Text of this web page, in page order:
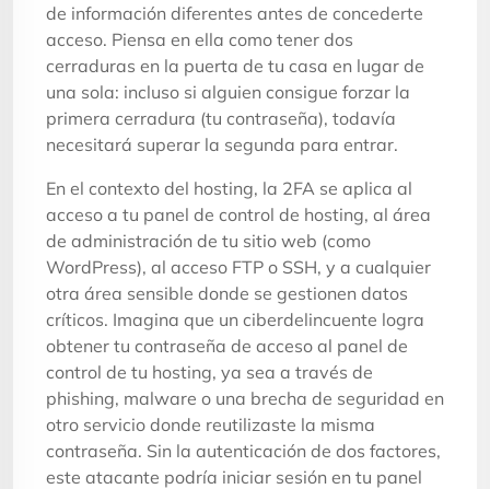
de información diferentes antes de concederte
acceso. Piensa en ella como tener dos
cerraduras en la puerta de tu casa en lugar de
una sola: incluso si alguien consigue forzar la
primera cerradura (tu contraseña), todavía
necesitará superar la segunda para entrar.
En el contexto del hosting, la 2FA se aplica al
acceso a tu panel de control de hosting, al área
de administración de tu sitio web (como
WordPress), al acceso FTP o SSH, y a cualquier
otra área sensible donde se gestionen datos
críticos. Imagina que un ciberdelincuente logra
obtener tu contraseña de acceso al panel de
control de tu hosting, ya sea a través de
phishing, malware o una brecha de seguridad en
otro servicio donde reutilizaste la misma
contraseña. Sin la autenticación de dos factores,
este atacante podría iniciar sesión en tu panel